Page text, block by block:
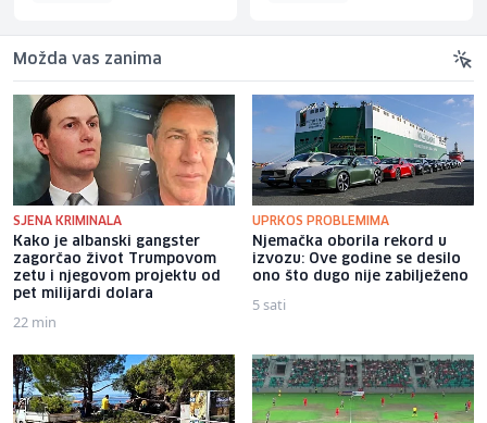
Možda vas zanima
SJENA KRIMINALA
Kako je albanski gangster
zagorčao život Trumpovom
zetu i njegovom projektu od
pet milijardi dolara
22 min
UPRKOS PROBLEMIMA
Njemačka oborila rekord u
izvozu: Ove godine se desilo
ono što dugo nije zabilježeno
5 sati